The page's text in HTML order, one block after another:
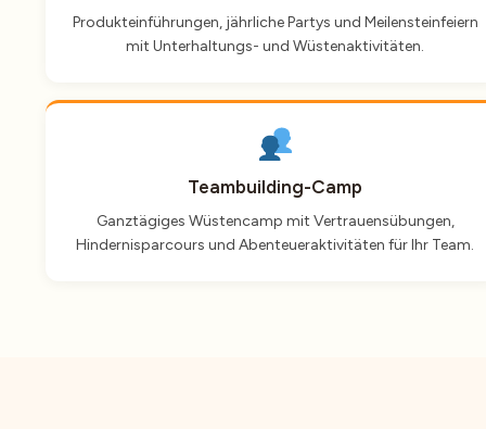
Produkteinführungen, jährliche Partys und Meilensteinfeiern
mit Unterhaltungs- und Wüstenaktivitäten.
Teambuilding-Camp
Ganztägiges Wüstencamp mit Vertrauensübungen,
Hindernisparcours und Abenteueraktivitäten für Ihr Team.